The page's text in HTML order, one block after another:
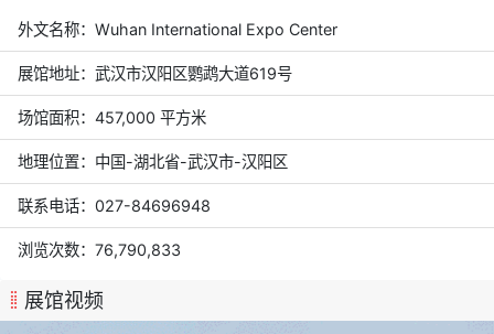
外文名称： Wuhan International Expo Center
展馆地址：武汉市汉阳区鹦鹉大道619号
场馆面积：457,000 平方米
地理位置：中国-湖北省-武汉市-汉阳区
联系电话：027-84696948
浏览次数：76,790,833
展馆视频